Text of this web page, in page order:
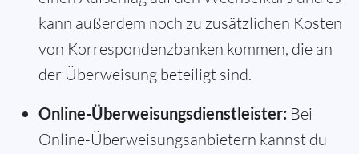
kann außerdem noch zu zusätzlichen Kosten
von Korrespondenzbanken kommen, die an
der Überweisung beteiligt sind.
Online-Überweisungsdienstleister: Bei
Online-Überweisungsanbietern kannst du